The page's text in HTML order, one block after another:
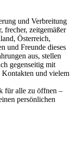
und Verbreitung
frecher, zeitgemäßer
Österreich,
und Freunde dieses
aus, stellen
gegenseitig mit
und vielem
für alle zu öffnen –
persönlichen